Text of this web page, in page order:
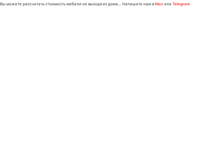
Вы можете рассчитать стоимость мебели не выходя из дома... Напишите нам в Max или Telegram